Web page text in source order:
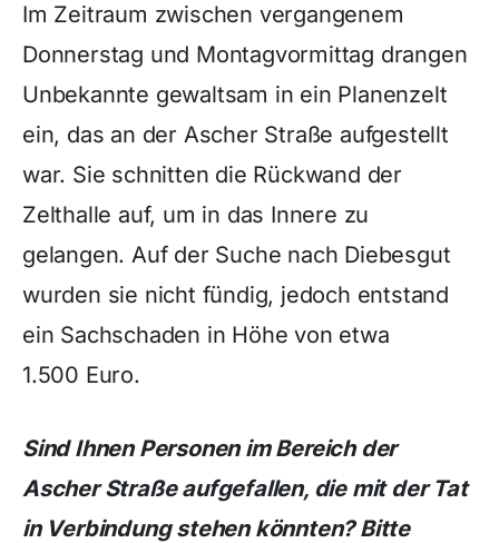
Im Zeitraum zwischen vergangenem
Donnerstag und Montagvormittag drangen
Unbekannte gewaltsam in ein Planenzelt
ein, das an der Ascher Straße aufgestellt
war. Sie schnitten die Rückwand der
Zelthalle auf, um in das Innere zu
gelangen. Auf der Suche nach Diebesgut
wurden sie nicht fündig, jedoch entstand
ein Sachschaden in Höhe von etwa
1.500 Euro.
Sind Ihnen Personen im Bereich der
Ascher Straße aufgefallen, die mit der Tat
in Verbindung stehen könnten? Bitte